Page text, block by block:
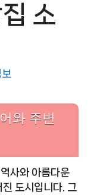
소
와 주변
사와 아름다운
도시입니다. 그